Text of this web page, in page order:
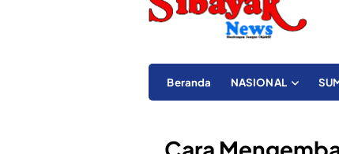
Beranda NASIONAL